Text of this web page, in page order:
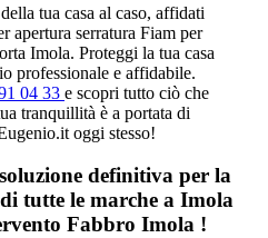
tua casa al caso, affidati
apertura serratura Fiam per
Imola. Proteggi la tua casa
professionale e affidabile.
04 33 e scopri tutto ciò che
tranquillità è a portata di
oggi stesso!
definitiva per la
tutte le marche a Imola
Fabbro Imola !